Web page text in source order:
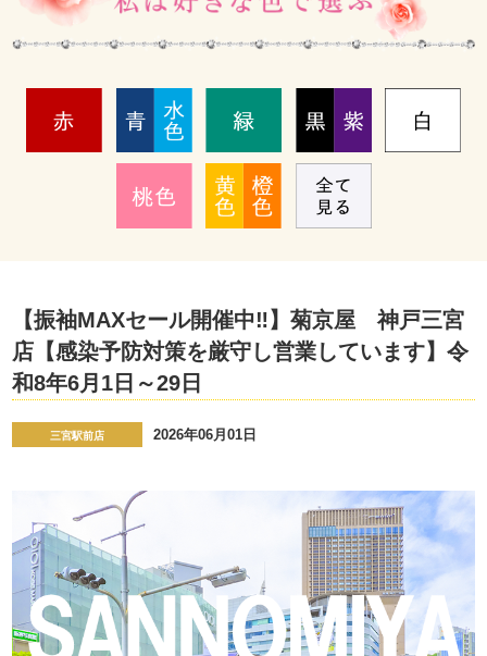
【振袖MAXセール開催中‼】菊京屋 神戸三宮
店【感染予防対策を厳守し営業しています】令
和8年6月1日～29日
三宮駅前店 2026年06月01日